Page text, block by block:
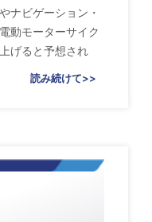
ナビゲーション・
動モーターサイク
げると予想され
読み続けて>>